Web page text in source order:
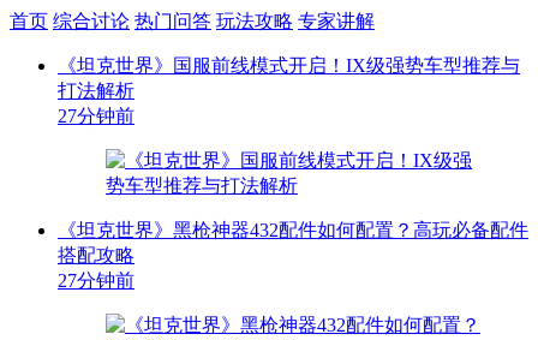
首页 综合讨论 热门问答 玩法攻略 专家讲解
《坦克世界》国服前线模式开启！IX级强势车型推荐与
打法解析
27分钟前
《坦克世界》黑枪神器432配件如何配置？高玩必备配件
搭配攻略
27分钟前